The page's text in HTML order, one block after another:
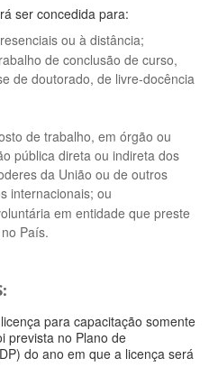
ser concedida para:
ou à distância;
de conclusão de curso,
de doutorado, de livre-docência
de trabalho, em órgão ou
pública direta ou indireta dos
da União ou de outros
internacionais; ou
em entidade que preste
País.
para capacitação somente
prevista no Plano de
do ano em que a licença será